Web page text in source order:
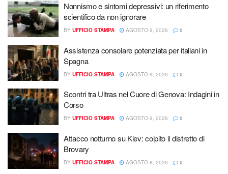
Nonnismo e sintomi depressivi: un riferimento
scientifico da non ignorare
BY UFFICIO STAMPA AGOSTO 9, 2026 0
Assistenza consolare potenziata per italiani in
Spagna
BY UFFICIO STAMPA AGOSTO 9, 2026 0
Scontri tra Ultras nel Cuore di Genova: Indagini in
Corso
BY UFFICIO STAMPA AGOSTO 9, 2026 0
Attacco notturno su Kiev: colpito il distretto di
Brovary
BY UFFICIO STAMPA AGOSTO 8, 2026 0